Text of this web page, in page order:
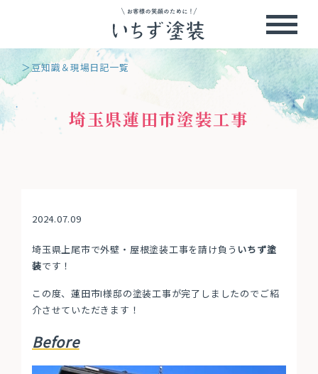
＞豆知識＆現場日記一覧
埼玉県蓮田市塗装工事
2024.07.09
埼玉県上尾市で外壁・屋根塗装工事を請け負う いちず塗
装です！
この度、蓮田市I様邸の塗装工事が完了しましたのでご紹
介させていただきます！
Before